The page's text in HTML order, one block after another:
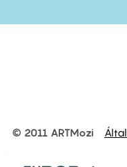
© 2011 ARTMozi